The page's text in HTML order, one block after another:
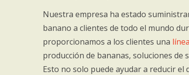
Nuestra empresa ha estado
banano a clientes de todo el mundo
proporcionamos a los clientes una
producción de bananas, soluciones de
Esto no solo puede ayudar a reducir